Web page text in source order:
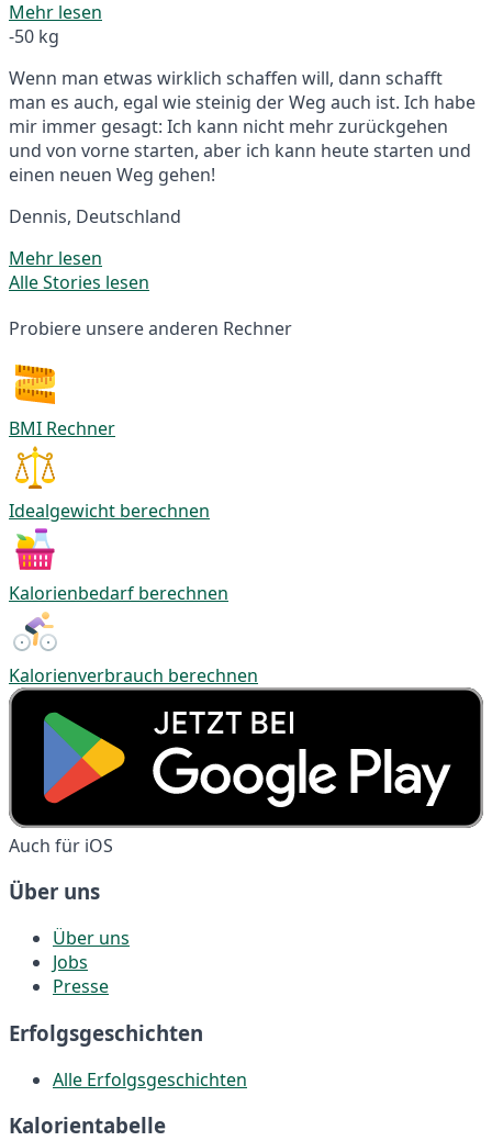
Mehr lesen
-50 kg
Wenn man etwas wirklich schaffen will, dann schafft
man es auch, egal wie steinig der Weg auch ist. Ich habe
mir immer gesagt: Ich kann nicht mehr zurückgehen
und von vorne starten, aber ich kann heute starten und
einen neuen Weg gehen!
Dennis, Deutschland
Mehr lesen
Alle Stories lesen
Probiere unsere anderen Rechner
BMI Rechner
Idealgewicht berechnen
Kalorienbedarf berechnen
Kalorienverbrauch berechnen
Auch für iOS
Über uns
Über uns
Jobs
Presse
Erfolgsgeschichten
Alle Erfolgsgeschichten
Kalorientabelle